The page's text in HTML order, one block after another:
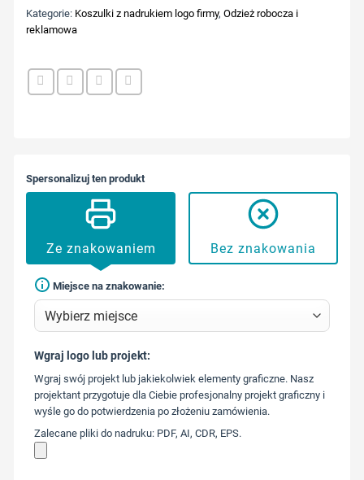
Kategorie: Koszulki z nadrukiem logo firmy,Odzież robocza i
reklamowa
Spersonalizuj ten produkt
Ze znakowaniem Bez znakowania
Miejsce na znakowanie:
573 568
217
Wgraj logo lub projekt:
Wgraj swój projekt lub jakiekolwiek elementy graficzne. Nasz
projektant przygotuje dla Ciebie profesjonalny projekt graficzny i
wyśle go do potwierdzenia po złożeniu zamówienia.
Zalecane pliki do nadruku: PDF, AI, CDR, EPS.